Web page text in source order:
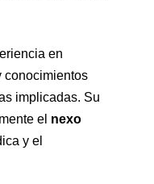
en
conocimientos
implicadas. Su
el nexo
y el